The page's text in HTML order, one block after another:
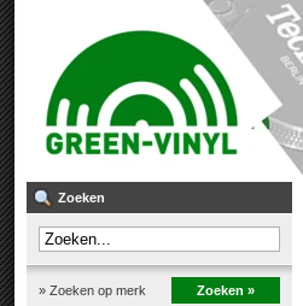
Zoeken
» Zoeken op merk Zoeken »